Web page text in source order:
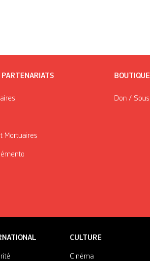
Mortuaires
BOUTIQUE
Don /
CULTURE
Cinéma